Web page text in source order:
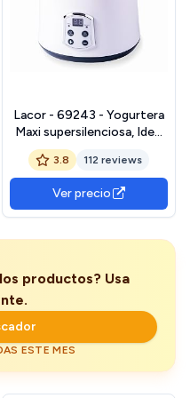
Lacor - 69243 - Yogurtera
Maxi supersilenciosa, Ideal
para hacer Kéfir, Yogur
Griego y Queso Fresco,
Con Temporizador 48
horas, Pantalla LED,
Capacidad: 2L, Ø 20 x 23
3.8 112 reviews
Ver precio
productos? Usa
ESTE MES